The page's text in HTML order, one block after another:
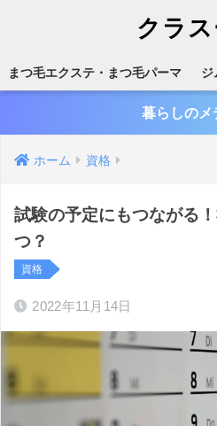
クラ
まつ毛エクステ・まつ毛パーマ ジ
暮らしのメ
ホーム 資格
試験の予定にもつながる
つ？
資格
2022年11月14日